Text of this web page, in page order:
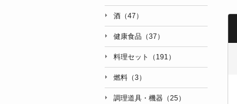
酒（47）
健康食品（37）
料理セット（191）
燃料（3）
調理道具・機器（25）